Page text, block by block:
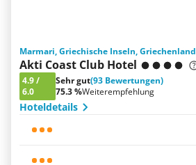
Marmari, Griechische Inseln, Griechenland
Akti Coast Club Hotel
4.9/
6.0
Sehr gut(93 Bewertungen)
75.3 %Weiterempfehlung
Hoteldetails